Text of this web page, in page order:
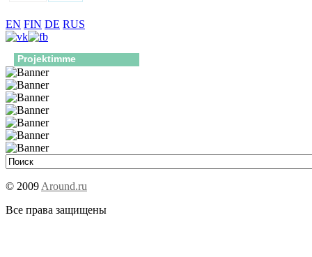
EN FIN DE RUS
Projektimme
© 2009 Around.ru
Все права защищены